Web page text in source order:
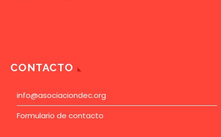
CONTACTO
info@asociaciondec.org
Formulario de contacto